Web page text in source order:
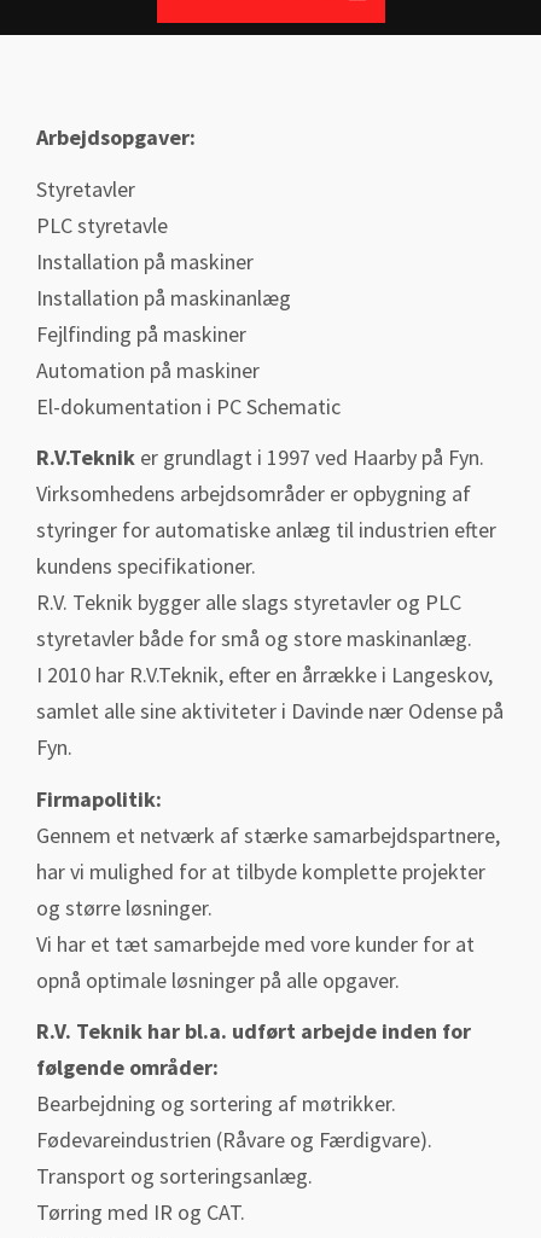
CV Heidi Grundsøe
BILLEDER
KONTAKT
Arbejdsopgaver:
Styretavler
PLC styretavle
Installation på maskiner
Installation på maskinanlæg
Fejlfinding på maskiner
Automation på maskiner
El-dokumentation i PC Schematic
R.V.Teknik er grundlagt i 1997 ved Haarby på Fyn.
Virksomhedens arbejdsområder er opbygning af
styringer for automatiske anlæg til industrien efter
kundens specifikationer.
R.V. Teknik bygger alle slags styretavler og PLC
styretavler både for små og store maskinanlæg.
I 2010 har R.V.Teknik, efter en årrække i Langeskov,
samlet alle sine aktiviteter i Davinde nær Odense på
Fyn.
Firmapolitik:
Gennem et netværk af stærke samarbejdspartnere,
har vi mulighed for at tilbyde komplette projekter
og større løsninger.
Vi har et tæt samarbejde med vore kunder for at
opnå optimale løsninger på alle opgaver.
R.V. Teknik har bl.a. udført arbejde inden for
følgende områder:
Bearbejdning og sortering af møtrikker.
Fødevareindustrien (Råvare og Færdigvare).
Transport og sorteringsanlæg.
Tørring med IR og CAT.